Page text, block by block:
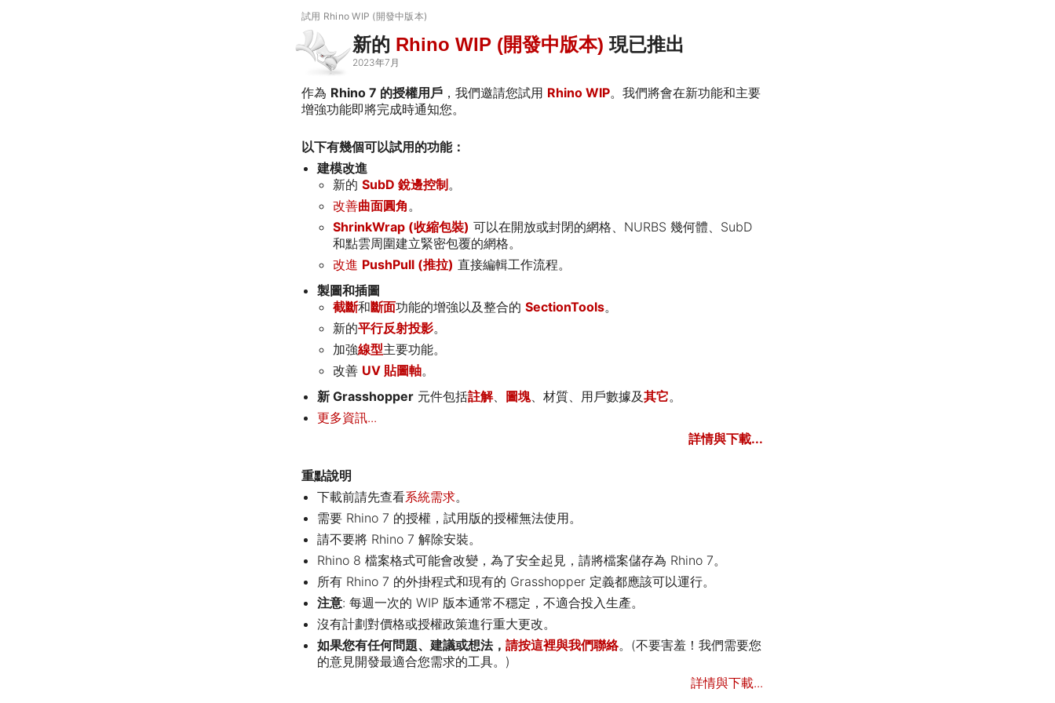
試用 Rhino WIP (開發中版本)
新的 Rhino WIP (開發中版本) 現已推出
2023年7月
作為 Rhino 7 的授權用戶 ，我們邀請您試用 Rhino WIP。我們將會在新功能和主要
增強功能即將完成時通知您。
以下有幾個可以試用的功能：
建模改進
新的 SubD 銳邊控制 。
改善曲面圓角。
ShrinkWrap (收縮包裝) 可以在開放或封閉的網格、NURBS 幾何體、SubD
和點雲周圍建立緊密包覆的網格。
改進 PushPull (推拉) 直接編輯工作流程。
製圖和插圖
截斷和斷面功能的增強以及整合的 SectionTools。
新的平行反射投影。
加強線型主要功能。
改善 UV 貼圖軸。
新 Grasshopper 元件包括註解、 圖塊、材質、用戶數據及其它。
更多資訊...
詳情與下載...
重點說明
下載前請先查看系統需求。
需要 Rhino 7 的授權，試用版的授權無法使用。
請不要將 Rhino 7 解除安裝。
Rhino 8 檔案格式可能會改變，為了安全起見，請將檔案儲存為 Rhino 7。
所有 Rhino 7 的外掛程式和現有的 Grasshopper 定義都應該可以運行。
注意: 每週一次的 WIP 版本通常不穩定，不適合投入生產。
沒有計劃對價格或授權政策進行重大更改。
如果您有任何問題、建議或想法， 請按這裡與我們聯絡。(不要害羞！我們需要您
的意見開發最適合您需求的工具。)
詳情與下載...